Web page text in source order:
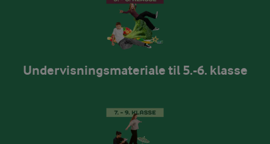
Undervisningsmateriale til 5.-6. klasse